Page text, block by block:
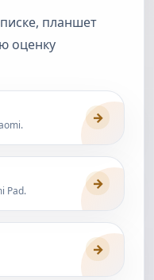
планшет
оценку
→
Pad. →
→